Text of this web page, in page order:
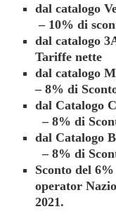
dal
– 10% di
dal
Tariffe nette
dal
– 8% di
dal
– 8% di
dal
– 8% di
Sconto del
operator
2021.